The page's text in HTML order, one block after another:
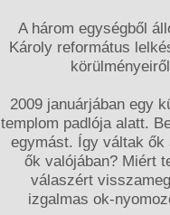
A három egységből
Károly református
2009 januárjában egy
templom padlója alatt.
egymást. Így váltak
ők valójában? Miért
válaszért
izgalmas ok-